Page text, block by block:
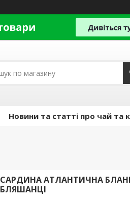
Новини та статті про чай та
САРДИНА АТЛАНТИЧНА
БЛЯШАНЦІ